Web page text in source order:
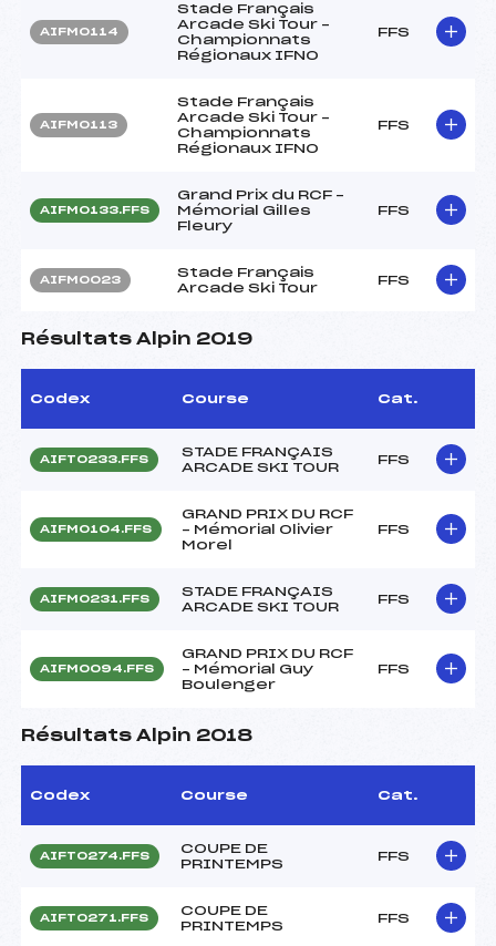
AIFM0114
Stade Français
Arcade Ski Tour –
Championnats
Régionaux IFNO
FFS
AIFM0113
Stade Français
Arcade Ski Tour –
Championnats
Régionaux IFNO
FFS
AIFM0133.FFS
Grand Prix du RCF –
Mémorial Gilles
Fleury
FFS
AIFM0023
Stade Français
Arcade Ski Tour
FFS
Résultats Alpin 2019
Codex Course Cat.
AIFT0233.FFS
STADE FRANÇAIS
ARCADE SKI TOUR
FFS
AIFM0104.FFS
GRAND PRIX DU RCF
– Mémorial Olivier
Morel
FFS
AIFM0231.FFS
STADE FRANÇAIS
ARCADE SKI TOUR
FFS
AIFM0094.FFS
GRAND PRIX DU RCF
– Mémorial Guy
Boulenger
FFS
Résultats Alpin 2018
Codex Course Cat.
AIFT0274.FFS
COUPE DE
PRINTEMPS
FFS
AIFT0271.FFS
COUPE DE
PRINTEMPS
FFS